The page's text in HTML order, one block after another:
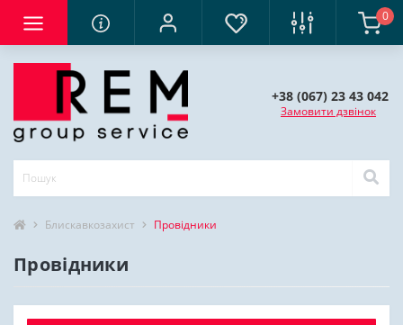
0
+38 (067) 23 43 042
Замовити дзвінок
Блискавкозахист Провідники
Провідники